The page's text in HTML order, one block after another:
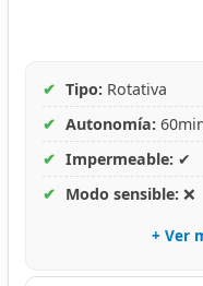
✔ Tipo: Rotativa
✔ Autonomía:
✔ Impermeable: ✔
✔ Modo sensible: ❌
+ Ver